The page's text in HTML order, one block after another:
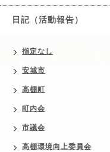
日記（活動報告）
指定なし
安城市
高棚町
町内会
市議会
高棚環境向上委員会